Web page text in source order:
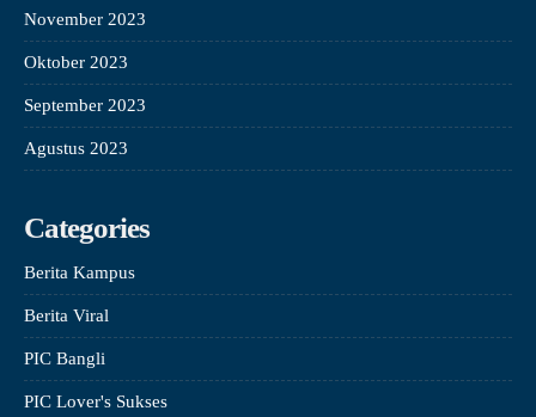
November 2023
Oktober 2023
September 2023
Agustus 2023
Categories
Berita Kampus
Berita Viral
PIC Bangli
PIC Lover's Sukses